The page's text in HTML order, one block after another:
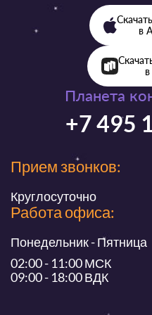
Планета
+7 495
Прием звонков:
Круглосуточно
Работа офиса:
Понедельник - Пятница
02:00 - 11:00 МСК
09:00 - 18:00 ВДК
в